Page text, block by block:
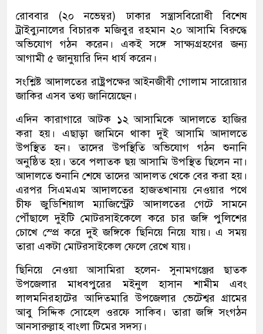
রোববার (২০ নভেম্বর) ঢাকার সন্ত্রাসবিরোধী বিশেষ
ট্রাইব্যুনালের বিচারক মজিবুর রহমান ২০ আসামি বিরুদ্ধে
অভিযোগ গঠন করেন। একই সঙ্গে সাক্ষ্যগ্রহণের জন্য
আগামী ৫ জানুয়ারি দিন ধার্য করেন।
সংশ্লিষ্ট আদালতের রাষ্ট্রপক্ষের আইনজীবী গোলাম সারোয়ার
জাকির এসব তথ্য জানিয়েছেন।
এদিন কারাগারে আটক ১২ আসামিকে আদালতে হাজির
করা হয়। এছাড়া জামিনে থাকা দুই আসামি আদালতে
উপস্থিত হন। তাদের উপস্থিতি অভিযোগ গঠন শুনানি
অনুষ্ঠিত হয়। তবে পলাতক ছয় আসামি উপস্থিত ছিলেন না।
আদালতে শুনানি শেষে তাদের আদালত থেকে বের করা হয়।
এরপর সিএমএম আদালতের হাজতখানায় নেওয়ার পথে
চীফ জুডিশিয়াল ম্যাজিস্ট্রেট আদালতের গেটে সামনে
পৌঁছালে দুইটি মোটরসাইকেলে করে চার জঙ্গি পুলিশের
চোখে স্প্রে করে দুই জঙ্গিকে ছিনিয়ে নিয়ে যায়। এ সময়
তারা একটা মোটরসাইকেল ফেলে রেখে যায়।
ছিনিয়ে নেওয়া আসামিরা হলেন- সুনামগঞ্জের ছাতক
উপজেলার মাধবপুরের মইনুল হাসান শামীম এবং
লালমনিরহাটের আদিতমারি উপজেলার ভেটেশ্বর গ্রামের
আবু সিদ্দিক সোহেল ওরফে সাকিব। তারা জঙ্গি সংগঠন
আনসারুল্লাহ বাংলা টিমের সদস্য।